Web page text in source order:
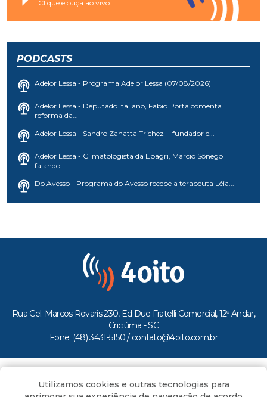
Clique e ouça ao vivo
PODCASTS
Adelor Lessa - Programa Adelor Lessa (07/08/2026)
Adelor Lessa - Deputado italiano, Fabio Porta comenta
reforma da...
Adelor Lessa - Sandro Zanatta Trichez - fundador e...
Adelor Lessa - Climatologista da Epagri, Márcio Sônego
falando...
Do Avesso - Programa do Avesso recebe a terapeuta Léia...
Rua Cel. Marcos Rovaris 230, Ed Due Fratelli Comercial, 12º Andar,
Criciúma - SC
Fone: (48) 3431-5150 / contato@4oito.com.br
Todos os direitos reservados ao Portal 4oito
Utilizamos cookies e outras tecnologias para